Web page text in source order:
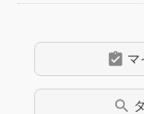
assignment_turned_in マ
search